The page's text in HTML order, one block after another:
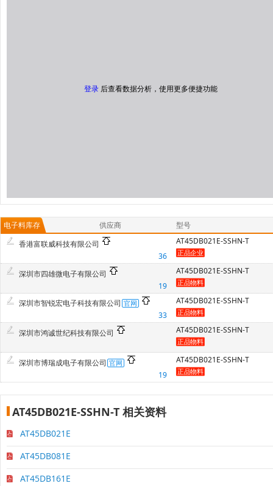
登录 后查看数据分析，使用更多便捷功能
电子料库存 供应商
型号
香港富联威科技有限公司
36
AT45DB021E-SSHN-T
深圳市四雄微电子有限公司
19
AT45DB021E-SSHN-T
深圳市智锐宏电子科技有限公司
33
AT45DB021E-SSHN-T
深圳市鸿诚世纪科技有限公司 AT45DB021E-SSHN-T
深圳市博瑞成电子有限公司
19
AT45DB021E-SSHN-T
AT45DB021E-SSHN-T 相关资料
AT45DB021E
AT45DB081E
AT45DB161E